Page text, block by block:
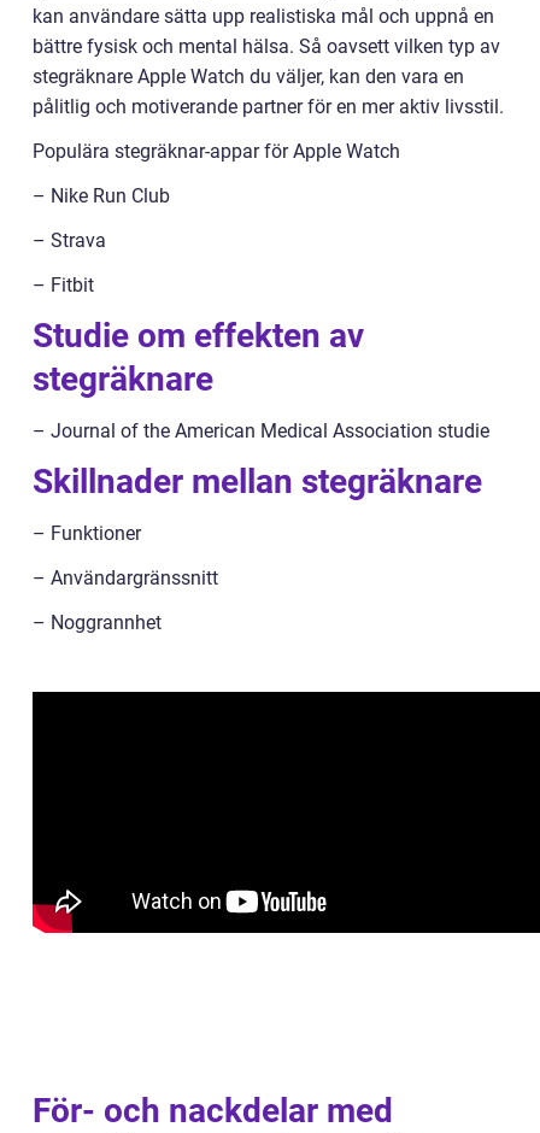
kan användare sätta upp realistiska mål och uppnå en
bättre fysisk och mental hälsa. Så oavsett vilken typ av
stegräknare Apple Watch du väljer, kan den vara en
pålitlig och motiverande partner för en mer aktiv livsstil.
Populära stegräknar-appar för Apple Watch
– Nike Run Club
– Strava
– Fitbit
Studie om effekten av
stegräknare
– Journal of the American Medical Association studie
Skillnader mellan stegräknare
– Funktioner
– Användargränssnitt
– Noggrannhet
För- och nackdelar med